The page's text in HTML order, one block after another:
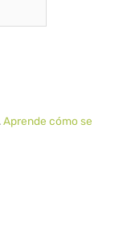
Aprende cómo se